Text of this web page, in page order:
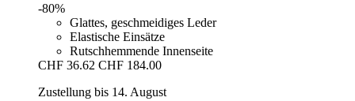
-80%
Glattes, geschmeidiges Leder
Elastische Einsätze
Rutschhemmende Innenseite
CHF 36.62 CHF 184.00
Zustellung bis 14. August